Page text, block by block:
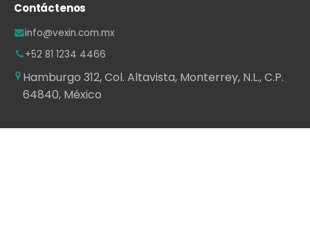
Contáctenos
info@vexin.com.mx
+52 81 1234 4466
Hamburgo 312, Col. Altavista, Monterrey, N.L., C.P.
64840, México